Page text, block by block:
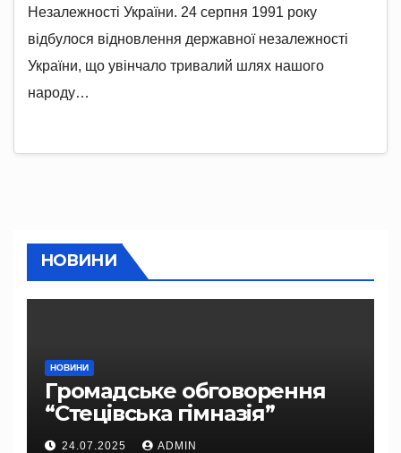
Незалежності України. 24 серпня 1991 року
відбулося відновлення державної незалежності
України, що увінчало тривалий шлях нашого
народу…
НОВИНИ
НОВИНИ
Громадське обговорення
“Стецівська гімназія”
24.07.2025 ADMIN